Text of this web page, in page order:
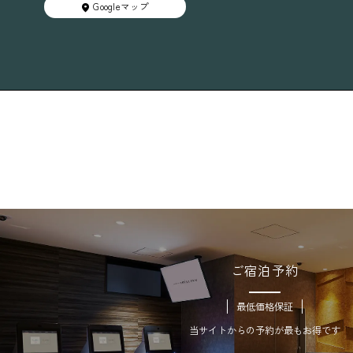
Googleマップ
ご宿泊予約
最低価格保証
当サイトからの予約が最もお得です